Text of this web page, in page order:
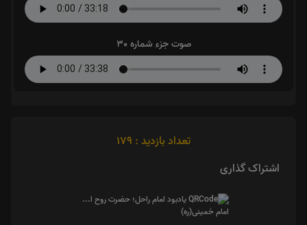
صوت جزء شماره 30
تعداد بازدید : 179
اشتراک گذاری